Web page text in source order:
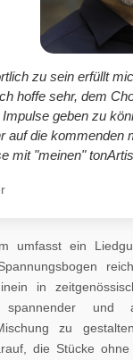
zu sein erfüllt
hoffe sehr, dem
geben zu
auf die kommenden
mit "meinen"
umfasst ein
in
und
zu
die Stücke ohne